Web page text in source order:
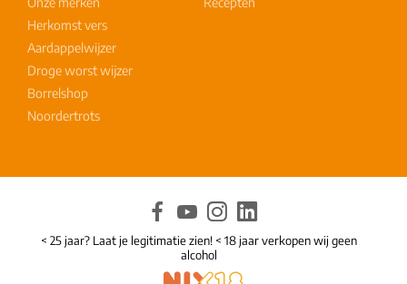
Herkomst vers
Aardappelwijzer
Droge worst wijzer
Borrelshop
Noordertrots
< 25 jaar? Laat je legitimatie zien! < 18 jaar verkopen wij geen
alcohol